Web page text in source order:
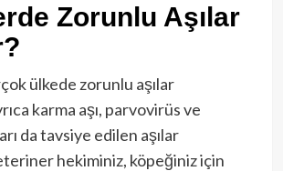
Zorunlu Aşılar
ülkede zorunlu aşılar
karma aşı, parvovirüs ve
da tavsiye edilen aşılar
hekiminiz, köpeğiniz için